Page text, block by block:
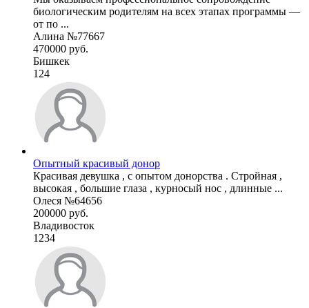
биологическим родителям на всех этапах программы —
от по ...
Алина №77667
470000 руб.
Бишкек
124
Опытный красивый донор
Красивая девушка , с опытом донорства . Стройная ,
высокая , большие глаза , курносый нос , длинные ...
Олеся №64656
200000 руб.
Владивосток
1234